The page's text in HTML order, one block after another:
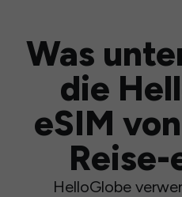
Was
die
eSIM
Reise-
HelloGlobe